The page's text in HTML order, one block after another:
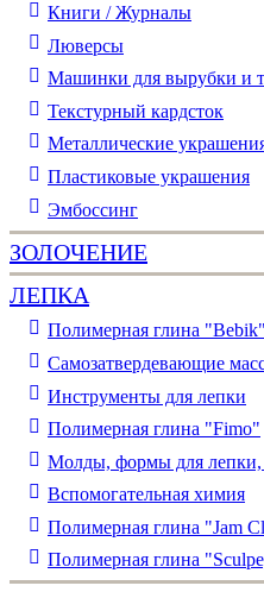
Книги / Журналы
Люверсы
Машинки для вырубки и
Текстурный кардсток
Металлические
Пластиковые украшения
Эмбоссинг
ЗОЛОЧЕНИЕ
ЛЕПКА
Полимерная глина "Bebik"
Самозатвердевающие
Инструменты для лепки
Полимерная глина "Fimo"
Молды, формы для лепки,
Вспомогательная химия
Полимерная глина "Jam
Полимерная глина